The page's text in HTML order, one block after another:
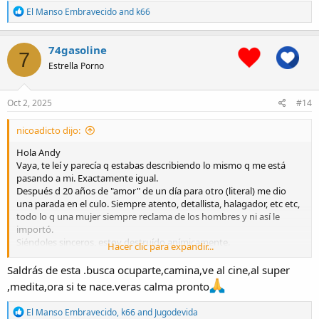
R
e
a
c
t
o
n
s
El Manso Embravecidoand k66
7 74gasoline
Estrella Porno
Oct 2, 2025 #14
nicoadicto dijo:
Hola Andy
Vaya, te leí y parecía q estabas describiendo lo mismo q me está
pasando a mi. Exactamente igual.
Después d 20 años de "amor" de un día para otro (literal) me dio
una parada en el culo. Siempre atento, detallista, halagador, etc etc,
todo lo q una mujer siempre reclama de los hombres y ni así le
importó.
Siéndoles sinceros, estoy destruído anímicamente.
Quisás x aquí me vean como alguien q hace chistes, y q sube cosas,
pero es sólo una pantalla. Es mi único "entretenimiento", les
aseguro q es el único.
Hace 3 meses q estoy en un pozo y no puedo escapar. Me paso días
encerrados sin salir, sin ganas de ver a nadie, sólo cumplir la
Hacer clic para expandir...
Saldrás de esta .busca ocuparte,camina,ve al cine,al super
,medita,ora si te nace.veras calma pronto
R
El Manso Embravecido, k66and Jugodevida